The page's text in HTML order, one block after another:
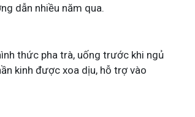
dẫn nhiều năm qua.
thức pha trà, uống trước khi ngủ
kinh được xoa dịu, hỗ trợ vào